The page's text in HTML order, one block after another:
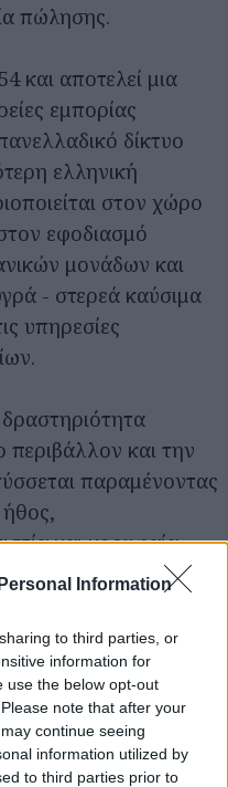
Information
to third parties, or
information for
use the below opt-out
note that after your
continue seeing
information utilized by
to third parties prior to
πώλησης.
και αποτελεί μια
εμπορίας
δίκτυο
ελληνική
στον χώρο
εφοδιασμό
μονάδων και
- στερεά καύσιμα
υπηρεσίες
και την
παραμένοντας
ήθος,
και κορυφαία